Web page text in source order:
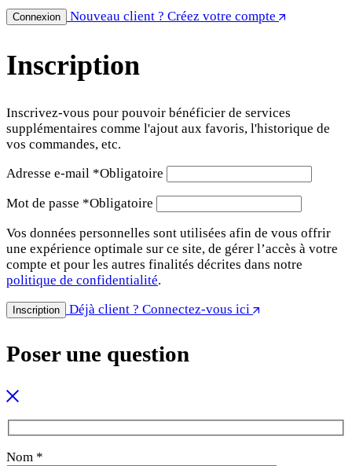
Connexion Nouveau client ? Créez votre compte
Inscription
Inscrivez-vous pour pouvoir bénéficier de services
supplémentaires comme l'ajout aux favoris, l'historique de
vos commandes, etc.
Adresse e-mail *Obligatoire
Mot de passe *Obligatoire
Vos données personnelles sont utilisées afin de vous offrir
une expérience optimale sur ce site, de gérer l’accès à votre
compte et pour les autres finalités décrites dans notre
politique de confidentialité.
Inscription Déjà client ? Connectez-vous ici
Poser une question
Nom *